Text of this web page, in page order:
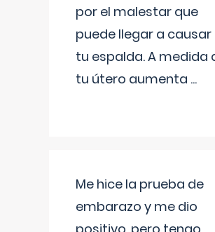
por el malestar que
puede llegar a causar
tu espalda. A medida
tu útero aumenta ...
Me hice la prueba de
embarazo y me dio